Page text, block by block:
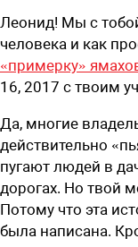
Леонид! Мы с
человека и как
«примерку»
16, 2017 с твоим
Да, многие
действительно
пугают людей в
дорогах. Но твой
Потому что эта
была написана.